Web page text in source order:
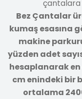
çantalara
Bez Çantalar
kumaş esasına
makine
yüzden adet
hesaplanarak en
cm enindeki bir
ortalama